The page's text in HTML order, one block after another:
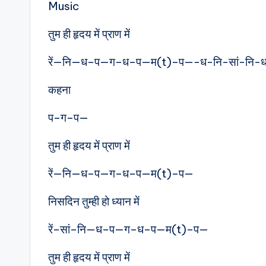
Music
तुम ही हृदय में प्राण में
रें—नि—ध–प—ग–ध–प—म(t)–प—-ध-नि-सां-नि-
कहना
प–ग–प—
तुम ही हृदय में प्राण में
रें—नि—ध–प—ग–ध–प—म(t)–प—
निसदिन तुम्ही हो ध्यान में
रें–सां–नि—ध–प—ग–ध–प—म(t)–प—
तुम ही हृदय में प्राण में